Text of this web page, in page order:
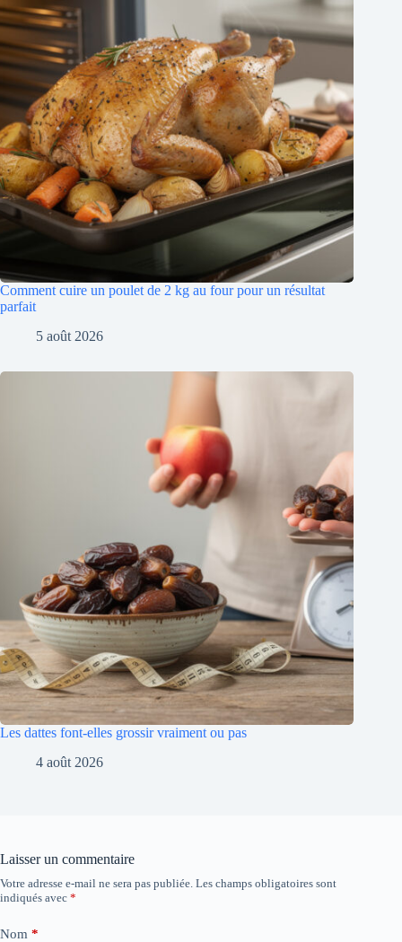
Comment cuire un poulet de 2 kg au four pour un résultat
parfait
5 août 2026
Les dattes font-elles grossir vraiment ou pas
4 août 2026
Laisser un commentaire
Votre adresse e-mail ne sera pas publiée. Les champs obligatoires sont
indiqués avec *
Nom *